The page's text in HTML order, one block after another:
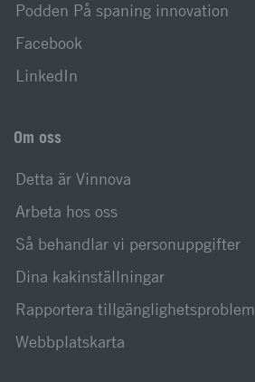
Podden På spaning innovation
Facebook
LinkedIn
Om oss
Detta är Vinnova
Arbeta hos oss
Så behandlar vi personuppgifter
Dina kakinställningar
Rapportera tillgänglighetsproblem
Webbplatskarta